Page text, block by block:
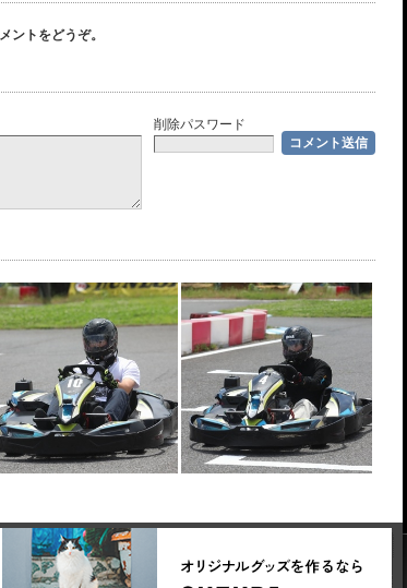
ントをどうぞ。
削除パスワード